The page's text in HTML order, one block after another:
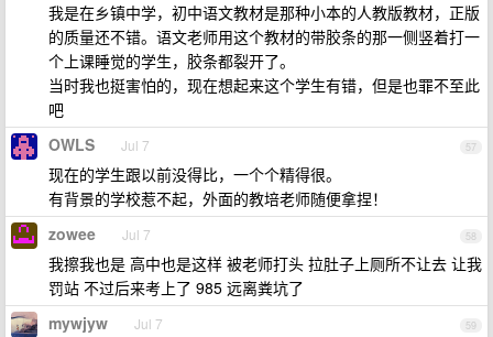
我是在乡镇中学，初中语文教材是那种小本的人教版教材，正版
的质量还不错。语文老师用这个教材的带胶条的那一侧竖着打一
个上课睡觉的学生，胶条都裂开了。
当时我也挺害怕的，现在想起来这个学生有错，但是也罪不至此
吧
57
OWLS Jul 7
现在的学生跟以前没得比，一个个精得很。
有背景的学校惹不起，外面的教培老师随便拿捏！
58
zowee Jul 7
我擦我也是 高中也是这样 被老师打头 拉肚子上厕所不让去 让我
罚站 不过后来考上了 985 远离粪坑了
59
mywjyw Jul 7